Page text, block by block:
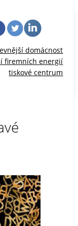
domácnost
firemních energií
tiskové centrum